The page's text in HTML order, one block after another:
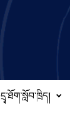
དྲྭ་ཐོག་སློབ་ཁྲིད།